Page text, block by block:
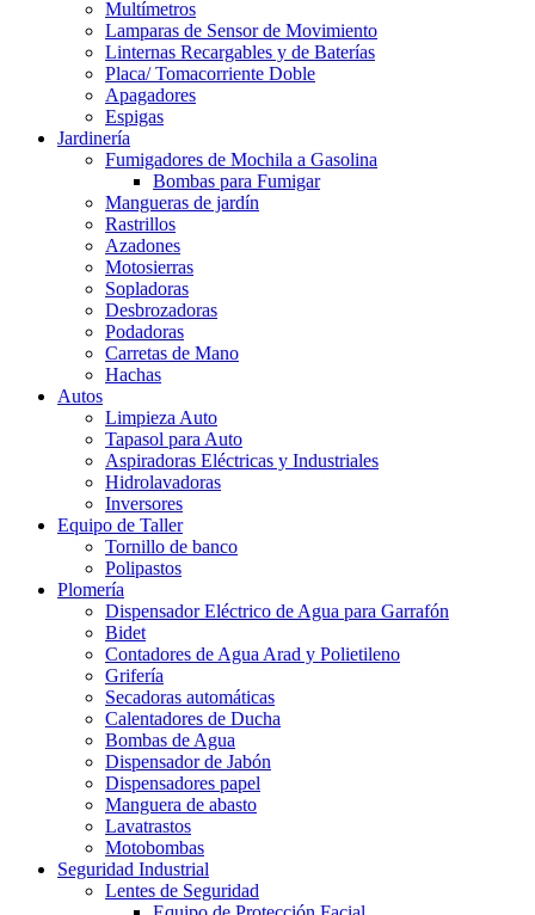
Multímetros
Lamparas de Sensor de Movimiento
Linternas Recargables y de Baterías
Placa/ Tomacorriente Doble
Apagadores
Espigas
Jardinería
Fumigadores de Mochila a Gasolina
Bombas para Fumigar
Mangueras de jardín
Rastrillos
Azadones
Motosierras
Sopladoras
Desbrozadoras
Podadoras
Carretas de Mano
Hachas
Autos
Limpieza Auto
Tapasol para Auto
Aspiradoras Eléctricas y Industriales
Hidrolavadoras
Inversores
Equipo de Taller
Tornillo de banco
Polipastos
Plomería
Dispensador Eléctrico de Agua para Garrafón
Bidet
Contadores de Agua Arad y Polietileno
Grifería
Secadoras automáticas
Calentadores de Ducha
Bombas de Agua
Dispensador de Jabón
Dispensadores papel
Manguera de abasto
Lavatrastos
Motobombas
Seguridad Industrial
Lentes de Seguridad